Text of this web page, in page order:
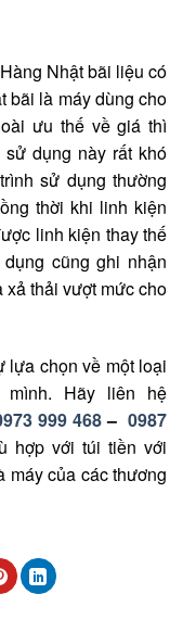
Nhật bãi liệu có
bãi là máy dùng cho
ưu thế về giá thì
dụng này rất khó
sử dụng thường
thời khi linh kiện
linh kiện thay thế
cũng ghi nhận
thải vượt mức cho
lựa chọn về một loại
Hãy liên hệ
999 468– 0987
hợp với túi tiền với
máy của các thương